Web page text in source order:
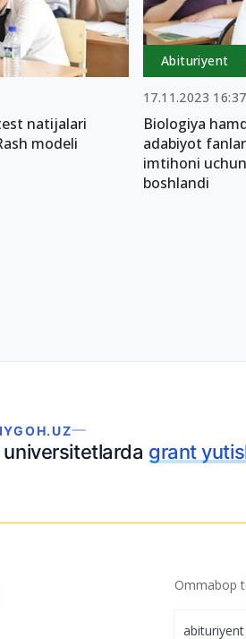
natijalari
modeli
Abituriyent
17.11.2023 16:37
Biologiya
adabiyot
imtihoni
boshlandi
universitetlarda grant
Ommabop
abituriyent